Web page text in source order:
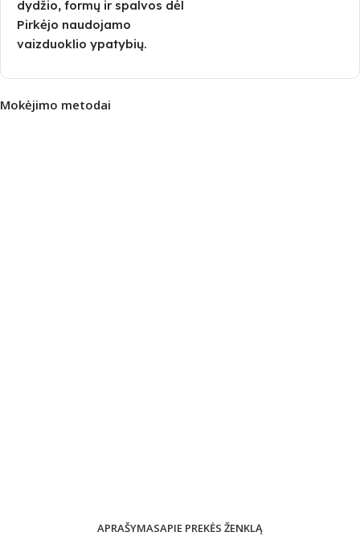
dydžio, formų ir spalvos dėl
Pirkėjo naudojamo
vaizduoklio ypatybių.
Mokėjimo metodai
APRAŠYMASAPIE PREKĖS ŽENKLĄ